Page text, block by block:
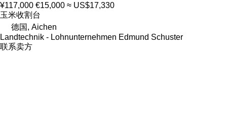
¥117,000 €15,000 ≈ US$17,330
玉米收割台
德国, Aichen
Landtechnik - Lohnunternehmen Edmund Schuster
联系卖方